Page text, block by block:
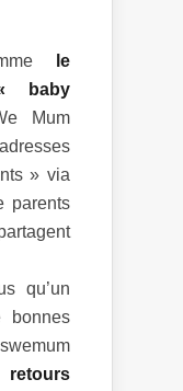
le
baby
Mum
» via
parents
qu’un
bonnes